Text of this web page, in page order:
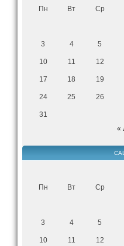
Пн Вт Ср
3 4 5
10 11 12
17 18 19
24 25 26
31
«
Пн Вт Ср
3 4 5
10 11 12